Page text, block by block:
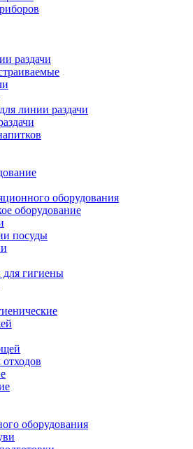
раздачи
линии раздачи
оборудования
оборудование
посуды
для гигиены
оборудования